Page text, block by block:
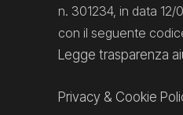
n. 301234, in data 12/
con il seguente
Legge trasparenza
Privacy & Cookie